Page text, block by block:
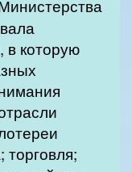
в которую
торговля;